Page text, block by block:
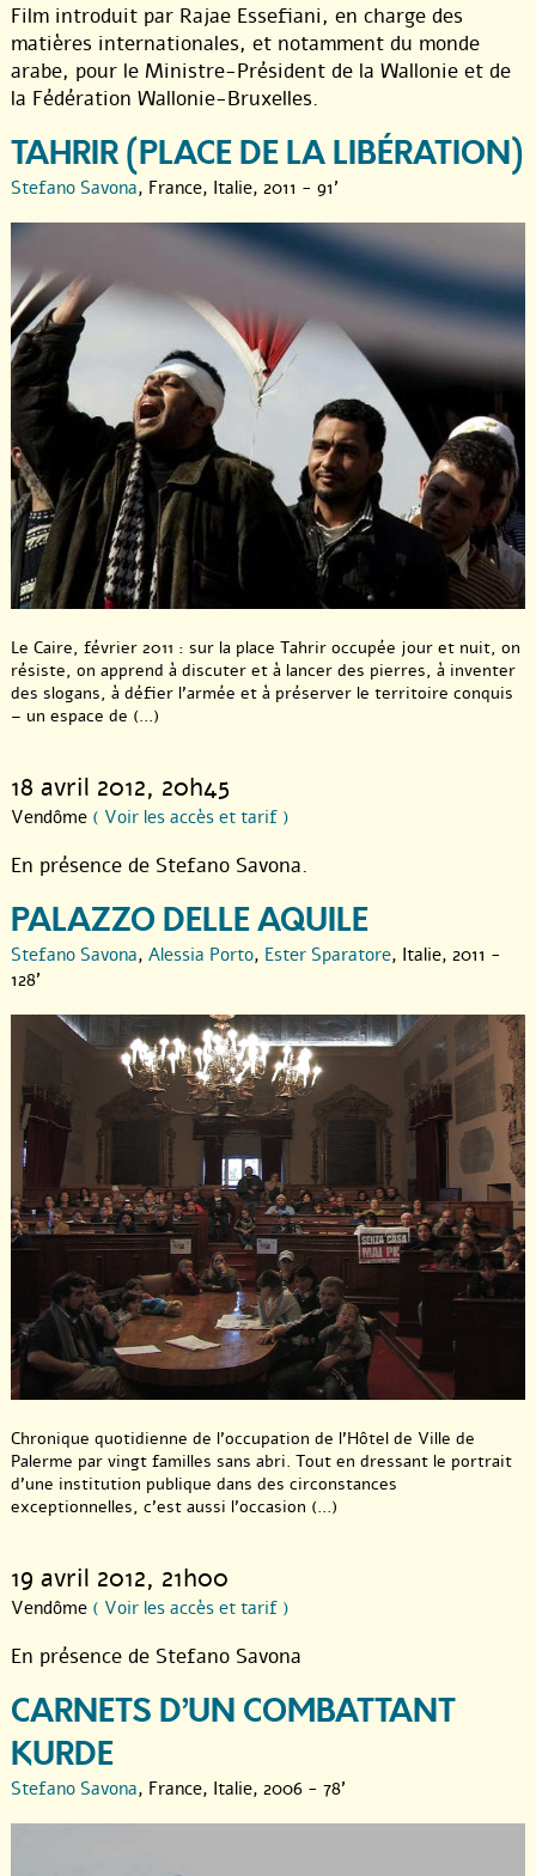
Pour télécharger le pdf reprenant cette programmation cliquez
ici :
Programme
"Regards sur le
travail" - 2012
Film introduit par Rajae Essefiani, en charge des
matières internationales, et notamment du monde
arabe, pour le Ministre-Président de la Wallonie et de
la Fédération Wallonie-Bruxelles.
TAHRIR (PLACE DE LA LIBÉRATION)
Stefano Savona, France, Italie, 2011 - 91'
Le Caire, février 2011 : sur la place Tahrir occupée jour et nuit, on
résiste, on apprend à discuter et à lancer des pierres, à inventer
des slogans, à défier l’armée et à préserver le territoire conquis
– un espace de (...)
18 avril 2012, 20h45
Vendôme ( Voir les accès et tarif )
En présence de Stefano Savona.
PALAZZO DELLE AQUILE
Stefano Savona, Alessia Porto, Ester Sparatore, Italie, 2011 -
128'
Chronique quotidienne de l’occupation de l’Hôtel de Ville de
Palerme par vingt familles sans abri. Tout en dressant le portrait
d’une institution publique dans des circonstances
exceptionnelles, c’est aussi l’occasion (...)
19 avril 2012, 21h00
Vendôme ( Voir les accès et tarif )
En présence de Stefano Savona
CARNETS D’UN COMBATTANT
KURDE
Stefano Savona, France, Italie, 2006 - 78'